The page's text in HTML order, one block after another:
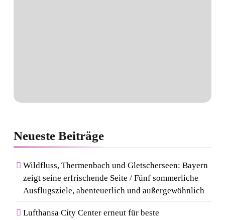
Neueste Beiträge
Wildfluss, Thermenbach und Gletscherseen: Bayern
zeigt seine erfrischende Seite / Fünf sommerliche
Ausflugsziele, abenteuerlich und außergewöhnlich
Lufthansa City Center erneut für beste